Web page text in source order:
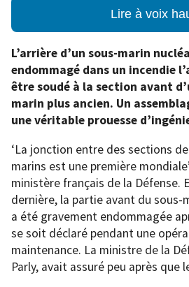
Lire à voix
L’arrière d’un sous-marin
endommagé dans un incendie
être soudé à la section avant
marin plus ancien. Un
une véritable prouesse
‘La jonction entre des sections
marins est une première
ministère français de la Défense.
dernière, la partie avant du sous-
a été gravement endommagée
se soit déclaré pendant une
maintenance. La ministre de la
Parly, avait assuré peu après que